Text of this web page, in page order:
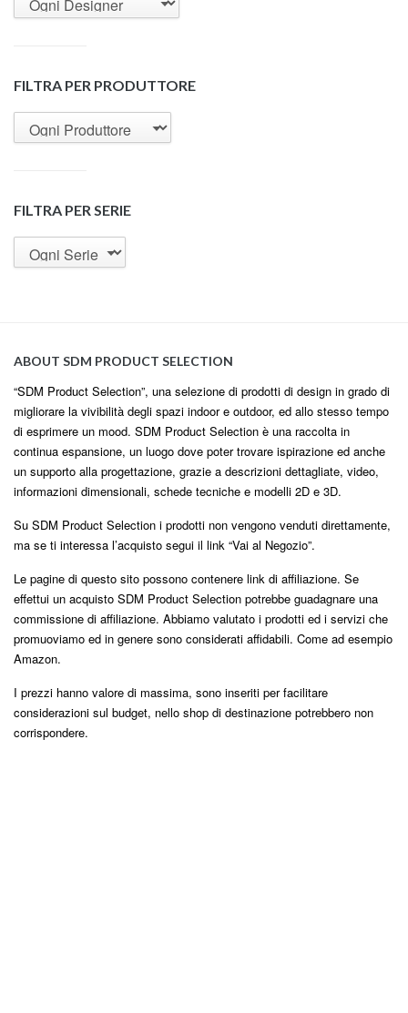
FILTRA PER PRODUTTORE
FILTRA PER SERIE
ABOUT SDM PRODUCT SELECTION
“SDM Product Selection”, una selezione di prodotti di design in grado di
migliorare la vivibilità degli spazi indoor e outdoor, ed allo stesso tempo
di esprimere un mood. SDM Product Selection è una raccolta in
continua espansione, un luogo dove poter trovare ispirazione ed anche
un supporto alla progettazione, grazie a descrizioni dettagliate, video,
informazioni dimensionali, schede tecniche e modelli 2D e 3D.
Su SDM Product Selection i prodotti non vengono venduti direttamente,
ma se ti interessa l’acquisto segui il link “Vai al Negozio”.
Le pagine di questo sito possono contenere link di affiliazione. Se
effettui un acquisto SDM Product Selection potrebbe guadagnare una
commissione di affiliazione. Abbiamo valutato i prodotti ed i servizi che
promuoviamo ed in genere sono considerati affidabili. Come ad esempio
Amazon.
I prezzi hanno valore di massima, sono inseriti per facilitare
considerazioni sul budget, nello shop di destinazione potrebbero non
corrispondere.